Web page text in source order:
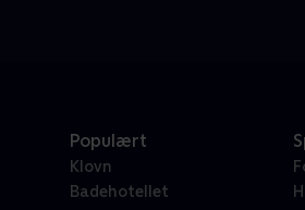
Populært
Klovn
Badehotellet